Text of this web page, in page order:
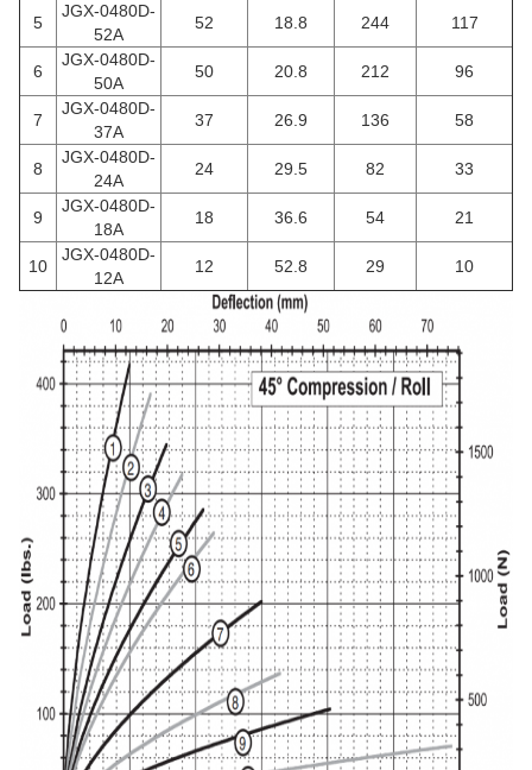
5
JGX-0480D-
52A
52 18.8 244 117
6
JGX-0480D-
50A
50 20.8 212 96
7
JGX-0480D-
37A
37 26.9 136 58
8
JGX-0480D-
24A
24 29.5 82 33
9
JGX-0480D-
18A
18 36.6 54 21
10
JGX-0480D-
12A
12 52.8 29 10